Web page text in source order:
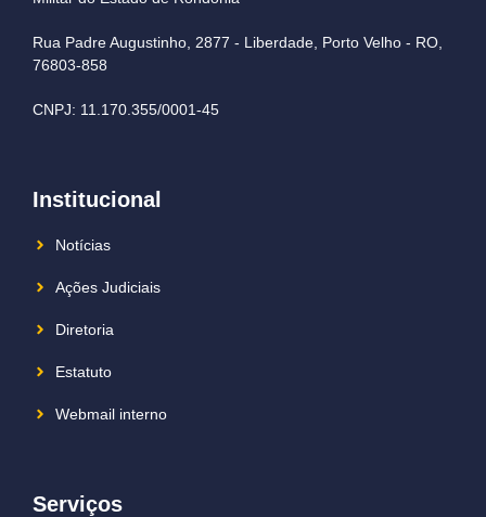
Rua Padre Augustinho, 2877 - Liberdade, Porto Velho - RO,
76803-858
CNPJ: 11.170.355/0001-45
Institucional
Notícias
Ações Judiciais
Diretoria
Estatuto
Webmail interno
Serviços